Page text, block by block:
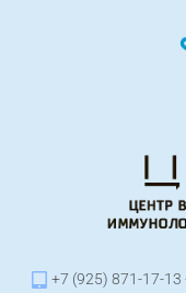
+7 (925) 871-17-